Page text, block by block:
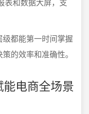
表和数据大屏，支
都能第一时间掌握
的效率和准确性。
电商全场景